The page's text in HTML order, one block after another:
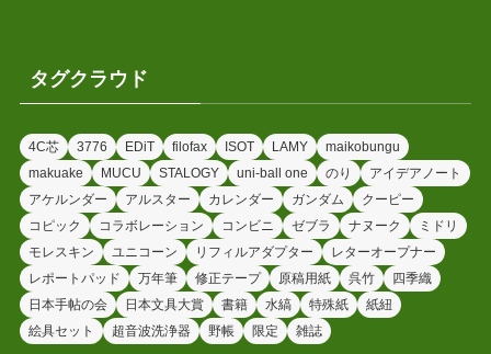
タグクラウド
4C芯 3776 EDiT filofax ISOT LAMY
maikobungu
makuake
MUCU STALOGY uni-ball one のり
アイデアノート
アケルンダー
アルスター カレンダー ガンダム
クーピー
コピック
コラボレーション コンビニ ゼブラ ナヌーク
ミドリ
モレスキン
ユニコーン リフィルアダプター
レターオープナー
レポートパッド
万年筆 修正テープ 原稿用紙 呉竹
四季織
日本手帖の会
日本文具大賞 書籍 水縞 特殊紙
紙紐
絵具セット
超音波洗浄器 野帳 限定 雑誌